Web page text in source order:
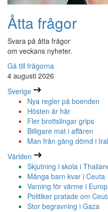
Åtta frågor
Svara på åtta frågor
om veckans nyheter.
Gå till frågorna
4 augusti 2026
Sverige
Nya regler på boenden
Hösten är här
Fler brottslingar grips
Billigare mat i affären
Man från gäng dömd i
Världen
Skjutning i skola i
Många barn kvar i Ceuta
Varning för värme i
Politiker pratade om
Stor begravning i Gaza